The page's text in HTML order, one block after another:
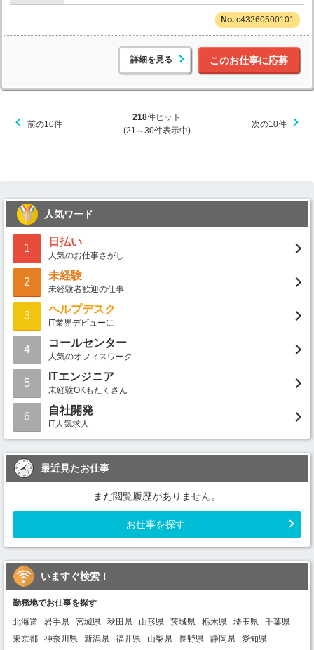
c43260500101
詳細を見る このお仕事に応募
前の10件
218件ヒット
(21～30件表示中)
次の10件
人気ワード
1
日払い
人気のお仕事さがし
2
未経験
未経験者歓迎の仕事
3
ヘルプデスク
IT業界デビューに
4
コールセンター
人気のオフィスワーク
5
ITエンジニア
未経験OKもたくさん
6
自社開発
IT人気求人
最近見たお仕事
まだ閲覧履歴がありません。
お仕事を探す
いますぐ検索！
勤務地でお仕事を探す
北海道
岩手県 宮城県 秋田県 山形県 茨城県 栃木県 埼玉県
千葉県
東京都
神奈川県 新潟県 福井県 山梨県 長野県 静岡県
愛知県